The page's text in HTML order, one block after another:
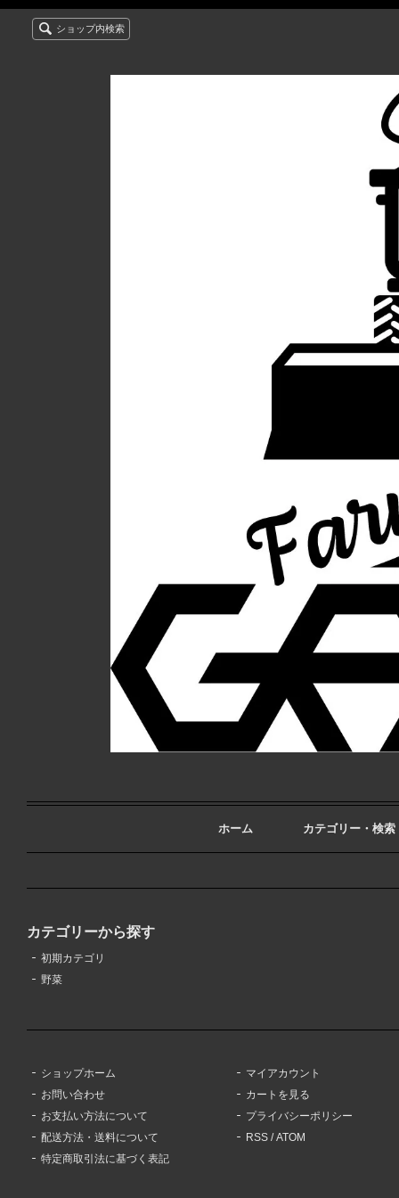
ショップ内検索
ホーム カテゴリー・検索
カテゴリーから探す
初期カテゴリ
野菜
ショップホーム
お問い合わせ
お支払い方法について
配送方法・送料について
特定商取引法に基づく表記
マイアカウント
カートを見る
プライバシーポリシー
RSS /ATOM